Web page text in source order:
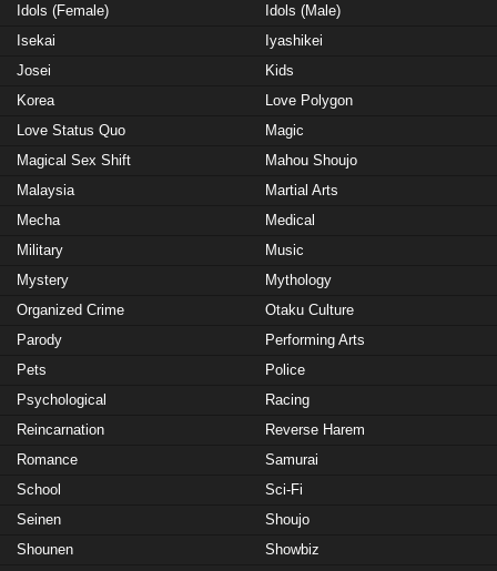
Idols (Female)
Idols (Male)
Isekai
Iyashikei
Josei
Kids
Korea
Love Polygon
Love Status Quo
Magic
Magical Sex Shift
Mahou Shoujo
Malaysia
Martial Arts
Mecha
Medical
Military
Music
Mystery
Mythology
Organized Crime
Otaku Culture
Parody
Performing Arts
Pets
Police
Psychological
Racing
Reincarnation
Reverse Harem
Romance
Samurai
School
Sci-Fi
Seinen
Shoujo
Shounen
Showbiz